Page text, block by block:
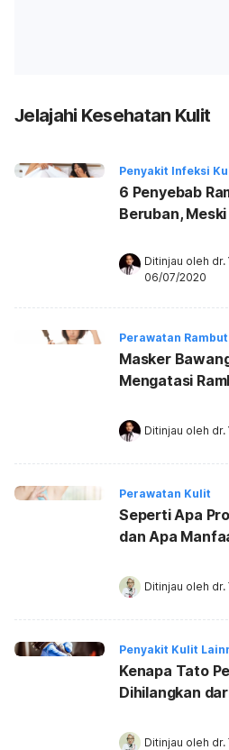
Jelajahi Kesehatan Kulit
Penyakit Infeksi
6 Penyebab
Beruban,
Ditinjau oleh dr.
06/07/2020
Perawatan
Masker
Mengatasi
Ditinjau oleh dr.
Perawatan Kulit
Seperti Apa
dan Apa
Ditinjau oleh dr.
Penyakit Kulit
Kenapa Tato
Dihilangkan
Ditinjau oleh dr.